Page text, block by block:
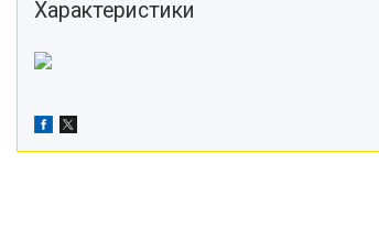
Характеристики